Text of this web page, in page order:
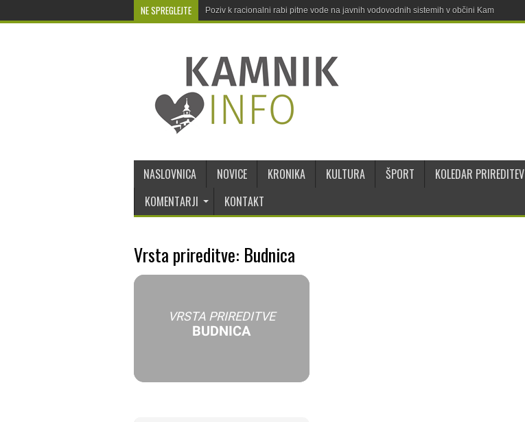
NE SPREGLEJTE Poziv k racionalni rabi pitne vode na javnih vodovodnih sistemih v občini Kamnik
NASLOVNICA NOVICE KRONIKA KULTURA ŠPORT KOLEDAR PRIREDITEV
KOMENTARJI
KONTAKT
Vrsta prireditve: Budnica
VRSTA PRIREDITVE
BUDNICA